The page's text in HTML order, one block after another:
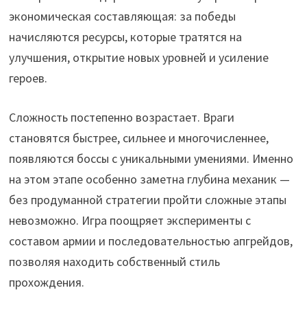
экономическая составляющая: за победы
начисляются ресурсы, которые тратятся на
улучшения, открытие новых уровней и усиление
героев.
Сложность постепенно возрастает. Враги
становятся быстрее, сильнее и многочисленнее,
появляются боссы с уникальными умениями. Именно
на этом этапе особенно заметна глубина механик —
без продуманной стратегии пройти сложные этапы
невозможно. Игра поощряет эксперименты с
составом армии и последовательностью апгрейдов,
позволяя находить собственный стиль
прохождения.